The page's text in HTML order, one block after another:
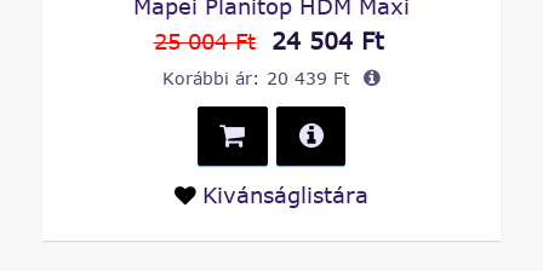
Mapei Planitop HDM Maxi
25 004 Ft
24 504 Ft
Korábbi ár: 20 439 Ft
Kivánságlistára